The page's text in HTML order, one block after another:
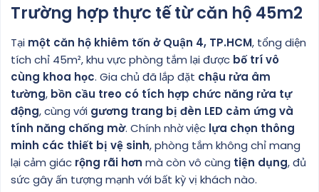
Trường hợp thực tế từ căn hộ 45m2
Tại một căn hộ khiêm tốn ở Quận 4, TP.HCM, tổng diện
tích chỉ 45m², khu vực phòng tắm lại được bố trí vô
cùng khoa học. Gia chủ đã lắp đặt chậu rửa âm
tường, bồn cầu treo có tích hợp chức năng rửa tự
động, cùng với gương trang bị đèn LED cảm ứng và
tính năng chống mờ. Chính nhờ việc lựa chọn thông
minh các thiết bị vệ sinh, phòng tắm không chỉ mang
lại cảm giác rộng rãi hơn mà còn vô cùng tiện dụng, đủ
sức gây ấn tượng mạnh với bất kỳ vị khách nào.